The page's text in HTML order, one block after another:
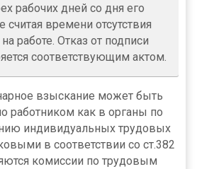
рабочих дней со дня его
считая времени отсутствия
работе. Отказ от подписи
соответствующим актом.
взыскание может быть
работником как в органы по
индивидуальных трудовых
в соответствии со ст.382
комиссии по трудовым